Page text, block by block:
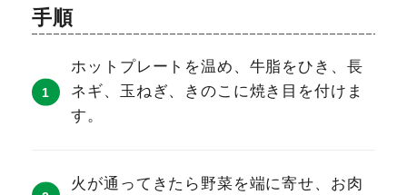
手順
ホットプレートを温め、牛脂をひき、長
ネギ、玉ねぎ、きのこに焼き目を付けま
す。
火が通ってきたら野菜を端に寄せ、お肉